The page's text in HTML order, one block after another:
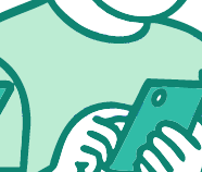
YouTube動画を視聴しよう
YouTubeでチームみらい